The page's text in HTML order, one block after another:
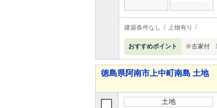
建築条件なし 上物有り
おすすめポイント ※古家付
徳島県阿南市上中町南島 土地
土地